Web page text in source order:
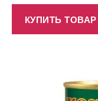
КУПИТЬ ТОВАР